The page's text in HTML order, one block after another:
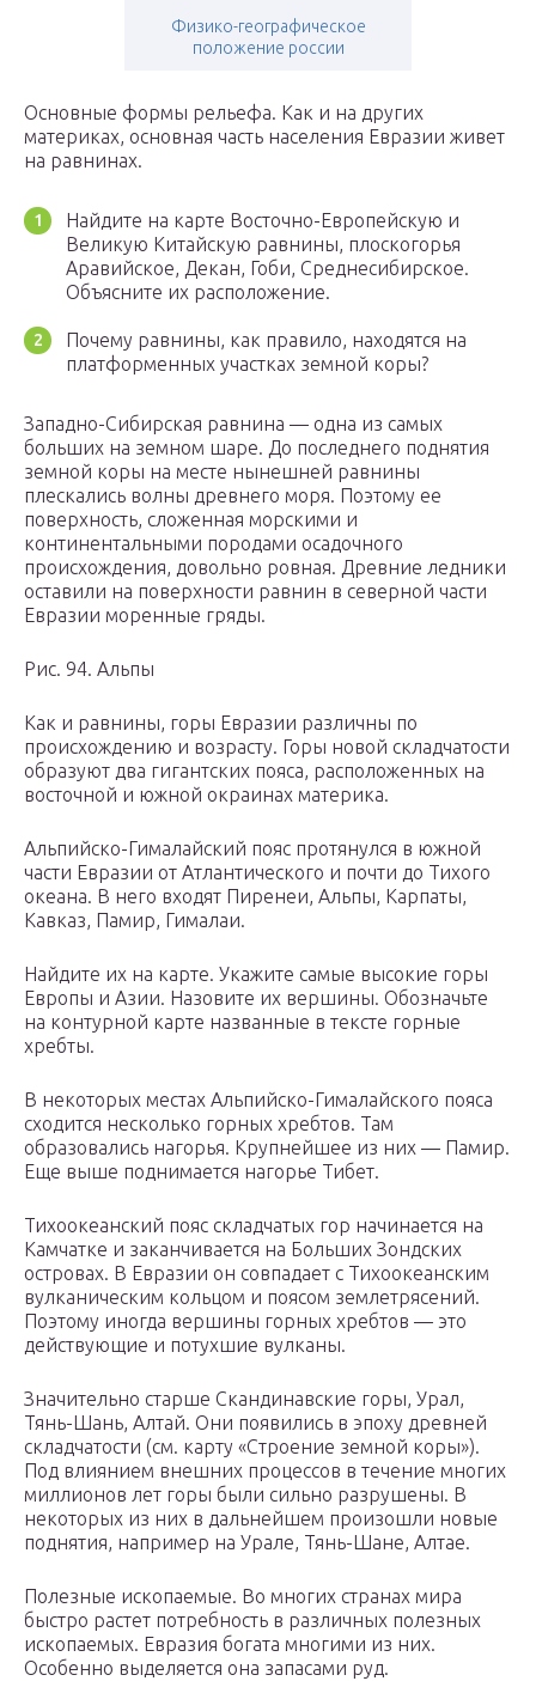
Физико-географическое
положение россии
Основные формы рельефа. Как и на других
материках, основная часть населения Евразии живет
на равнинах.
Найдите на карте Восточно-Европейскую и
Великую Китайскую равнины, плоскогорья
Аравийское, Декан, Гоби, Среднесибирское.
Объясните их расположение.
Почему равнины, как правило, находятся на
платформенных участках земной коры?
Западно-Сибирская равнина — одна из самых
больших на земном шаре. До последнего поднятия
земной коры на месте нынешней равнины
плескались волны древнего моря. Поэтому ее
поверхность, сложенная морскими и
континентальными породами осадочного
происхождения, довольно ровная. Древние ледники
оставили на поверхности равнин в северной части
Евразии моренные гряды.
Рис. 94. Альпы
Как и равнины, горы Евразии различны по
происхождению и возрасту. Горы новой складчатости
образуют два гигантских пояса, расположенных на
восточной и южной окраинах материка.
Альпийско-Гималайский пояс протянулся в южной
части Евразии от Атлантического и почти до Тихого
океана. В него входят Пиренеи, Альпы, Карпаты,
Кавказ, Памир, Гималаи.
Найдите их на карте. Укажите самые высокие горы
Европы и Азии. Назовите их вершины. Обозначьте
на контурной карте названные в тексте горные
хребты.
В некоторых местах Альпийско-Гималайского пояса
сходится несколько горных хребтов. Там
образовались нагорья. Крупнейшее из них — Памир.
Еще выше поднимается нагорье Тибет.
Тихоокеанский пояс складчатых гор начинается на
Камчатке и заканчивается на Больших Зондских
островах. В Евразии он совпадает с Тихоокеанским
вулканическим кольцом и поясом землетрясений.
Поэтому иногда вершины горных хребтов — это
действующие и потухшие вулканы.
Значительно старше Скандинавские горы, Урал,
Тянь-Шань, Алтай. Они появились в эпоху древней
складчатости (см. карту «Строение земной коры»).
Под влиянием внешних процессов в течение многих
миллионов лет горы были сильно разрушены. В
некоторых из них в дальнейшем произошли новые
поднятия, например на Урале, Тянь-Шане, Алтае.
Полезные ископаемые. Во многих странах мира
быстро растет потребность в различных полезных
ископаемых. Евразия богата многими из них.
Особенно выделяется она запасами руд.